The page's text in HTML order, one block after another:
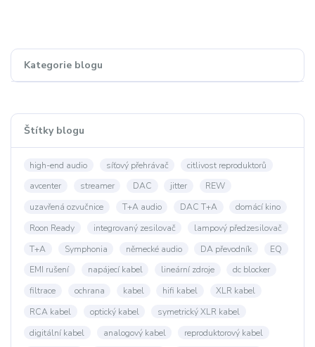
Kategorie blogu
Štítky blogu
high-end audio síťový přehrávač
citlivost reproduktorů
avcenter
streamer DAC jitter
REW
uzavřená ozvučnice
T+A audio DAC T+A
domácí kino
Roon Ready
integrovaný zesilovač
lampový předzesilovač
T+A
Symphonia německé audio DA převodník
EQ
EMI rušení
napájecí kabel lineární zdroje
dc blocker
filtrace
ochrana kabel hifi kabel
XLR kabel
RCA kabel
optický kabel
symetrický XLR kabel
digitální kabel
analogový kabel
reproduktorový kabel